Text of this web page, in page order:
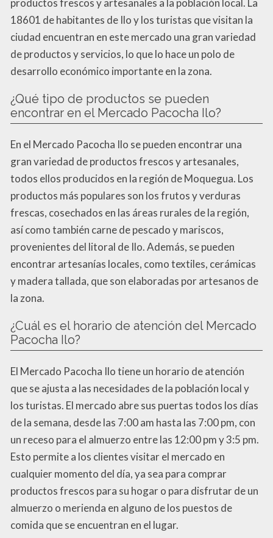
18601 de habitantes de Ilo y los turistas que visitan la
ciudad encuentran en este mercado una gran variedad
de productos y servicios, lo que lo hace un polo de
desarrollo económico importante en la zona.
¿Qué tipo de productos se pueden
encontrar en el Mercado Pacocha Ilo?
En el Mercado Pacocha Ilo se pueden encontrar una
gran variedad de productos frescos y artesanales,
todos ellos producidos en la región de Moquegua. Los
productos más populares son los frutos y verduras
frescas, cosechados en las áreas rurales de la región,
así como también carne de pescado y mariscos,
provenientes del litoral de Ilo. Además, se pueden
encontrar artesanías locales, como textiles, cerámicas
y madera tallada, que son elaboradas por artesanos de
la zona.
¿Cuál es el horario de atención del Mercado
Pacocha Ilo?
El Mercado Pacocha Ilo tiene un horario de atención
que se ajusta a las necesidades de la población local y
los turistas. El mercado abre sus puertas todos los días
de la semana, desde las 7:00 am hasta las 7:00 pm, con
un receso para el almuerzo entre las 12:00 pm y 3:5 pm.
Esto permite a los clientes visitar el mercado en
cualquier momento del día, ya sea para comprar
productos frescos para su hogar o para disfrutar de un
almuerzo o merienda en alguno de los puestos de
comida que se encuentran en el lugar.